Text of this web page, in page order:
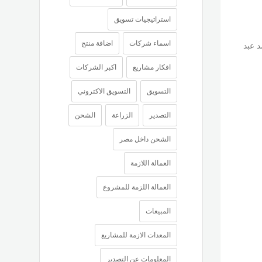
عبد
استراتيجيات تسويق
اسماء شركات اضافة منتج
افكار مشاريع اكبر الشركات
التسويق التسويق الاكتروني
التصدير الزراعة الشحن
الشحن داخل مصر
العمالة اللازمة
العمالة اللزمة للمشروع
المبيعات
المعدات الازمة للمشاريع
المعلومات عن التصدير